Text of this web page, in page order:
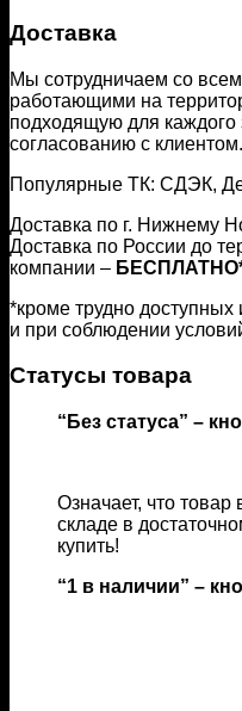
Доставка
Мы сотрудничаем со
работающими на
подходящую для каждого
согласованию с клиентом.
Популярные ТК: СДЭК,
Доставка по г. Нижнему
Доставка по России до
компании –
*кроме трудно
и при соблюдении
Статусы товара
“Без статуса” –
Означает, что
складе в
купить!
“1 в наличии” –